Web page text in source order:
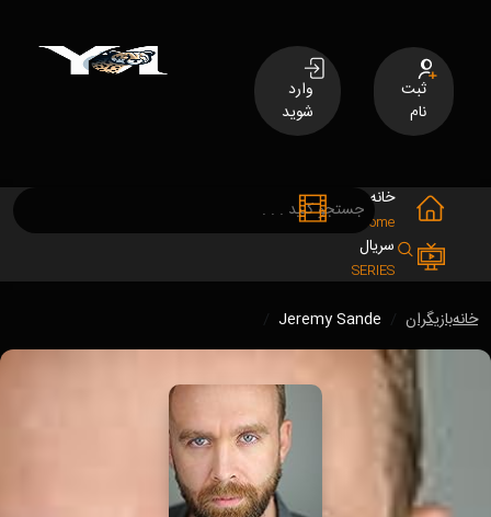
ثبت
نام
وارد
شوید
خانه
Home
سریال
SERIES
خانهبازیگران Jeremy Sande